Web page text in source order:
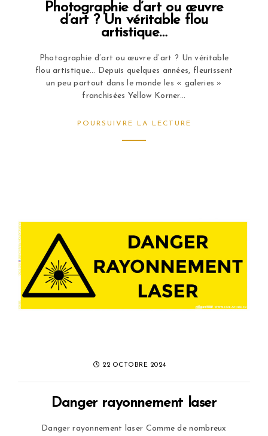
Photographie d’art ou œuvre
d’art ? Un véritable flou
artistique…
Photographie d’art ou œuvre d’art ? Un véritable
flou artistique… Depuis quelques années, fleurissent
un peu partout dans le monde les « galeries »
franchisées Yellow Korner...
POURSUIVRE LA LECTURE
22 OCTOBRE 2024
Danger rayonnement laser
Danger rayonnement laser Comme de nombreux